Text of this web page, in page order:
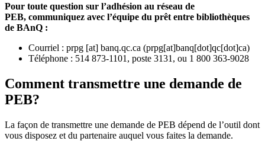
Pour toute question sur l’adhésion au réseau de
PEB, communiquez avec l’équipe du prêt entre bibliothèques
de BAnQ :
Courriel : prpg [at] banq.qc.ca (prpg[at]banq[dot]qc[dot]ca)
Téléphone : 514 873-1101, poste 3131, ou 1 800 363-9028
Comment transmettre une demande de
PEB?
La façon de transmettre une demande de PEB dépend de l’outil dont
vous disposez et du partenaire auquel vous faites la demande.